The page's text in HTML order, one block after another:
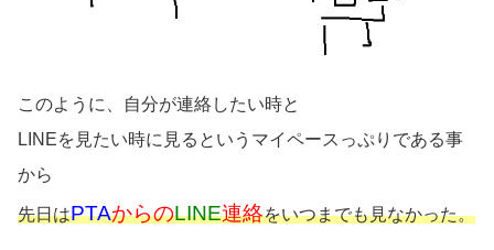
このように、自分が連絡したい時と
LINEを見たい時に見るというマイペースっぷりである事
から
先日はPTAからのLINE連絡をいつまでも見なかった。